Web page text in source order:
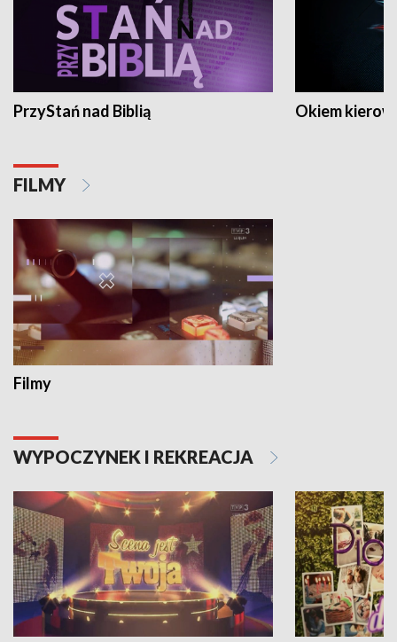
PrzyStań nad Biblią Okiem
FILMY
Filmy
WYPOCZYNEK I REKREACJA